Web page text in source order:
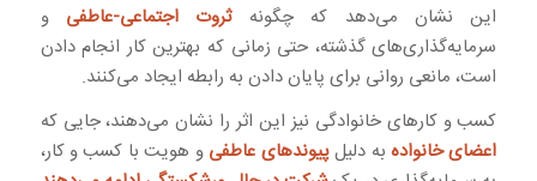
این نشان می‌دهد که چگونه ثروت اجتماعی-عاطفی و
سرمایه‌گذاری‌های گذشته، حتی زمانی که بهترین کار انجام دادن
است، مانعی روانی برای پایان دادن به رابطه ایجاد می‌کنند.
کسب و کارهای خانوادگی نیز این اثر را نشان می‌دهند، جایی که
اعضای خانواده به دلیلپیوندهای عاطفی و هویت با کسب و کار،